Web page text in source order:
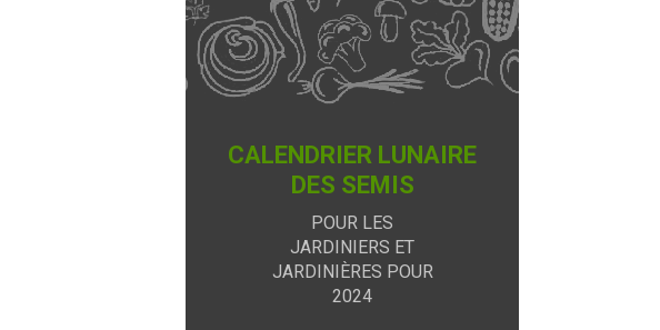
CALENDRIER LUNAIRE
DES SEMIS
POUR LES
JARDINIERS ET
JARDINIÈRES POUR
2024